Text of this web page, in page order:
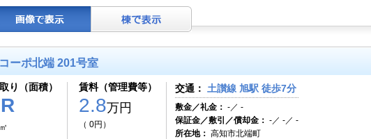
ーポ北端 201号室
り（面積） 賃料（管理費等）
2.8万円
（ 0円）
交通： 土讃線 旭駅 徒歩7分
敷金／礼金： -／ -
保証金／敷引／償却金： -／ -／ -
所在地： 高知市北端町